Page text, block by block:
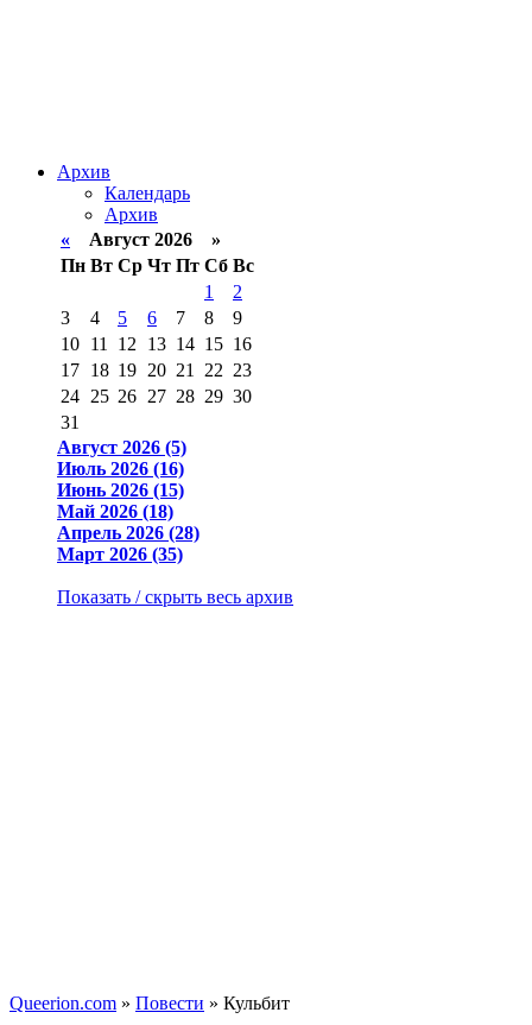
Архив
Календарь
Архив
« Август 2026 »
Пн Вт Ср Чт Пт Сб Вс
1
2
3
4 5 6 7 8
9
10 11 12 13 14 15 16
17 18 19 20 21 22 23
24 25 26 27 28 29 30
31
Август 2026 (5)
Июль 2026 (16)
Июнь 2026 (15)
Май 2026 (18)
Апрель 2026 (28)
Март 2026 (35)
Показать / скрыть весь архив
Queerion.com » Повести » Кульбит